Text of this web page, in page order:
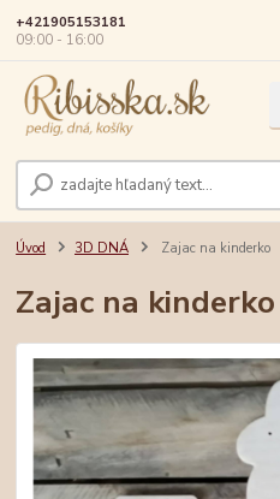
+421905153181
09:00 - 16:00
Úvod 3D DNÁ Zajac na kinderko
Zajac na kinderko